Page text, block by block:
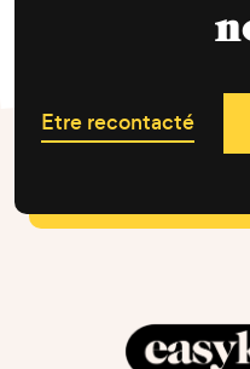
Etre recontacté